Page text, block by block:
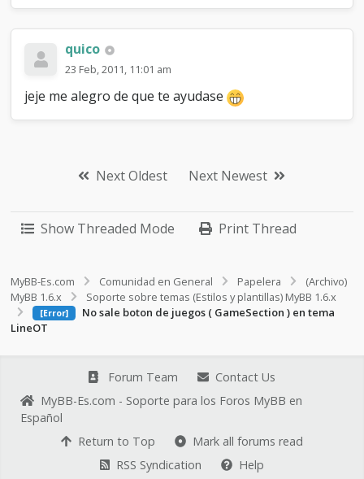
quico
23 Feb, 2011, 11:01 am
jeje me alegro de que te ayudase
Next Oldest Next Newest
Show Threaded Mode Print Thread
MyBB-Es.com Comunidad en General Papelera
(Archivo)
MyBB 1.6.x
Soporte sobre temas (Estilos y plantillas) MyBB 1.6.x
[Error]
No sale boton de juegos ( GameSection ) en tema
LineOT
Forum Team
Contact Us
MyBB-Es.com - Soporte para los Foros MyBB en
Español
Return to Top
Mark all forums read
RSS Syndication
Help